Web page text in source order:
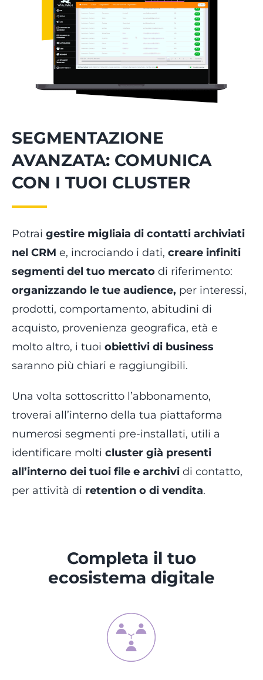
SEGMENTAZIONE
AVANZATA: COMUNICA
CON I TUOI CLUSTER
Potrai gestire migliaia di contatti archiviati
nel CRM e, incrociando i dati, creare infiniti
segmenti del tuo mercato di riferimento:
organizzando le tue audience, per interessi,
prodotti, comportamento, abitudini di
acquisto, provenienza geografica, età e
molto altro, i tuoi obiettivi di business
saranno più chiari e raggiungibili.
Una volta sottoscritto l’abbonamento,
troverai all’interno della tua piattaforma
numerosi segmenti pre-installati, utili a
identificare molti cluster già presenti
all’interno dei tuoi file e archivi di contatto,
per attività di retention o di vendita.
Completa il tuo
ecosistema digitale